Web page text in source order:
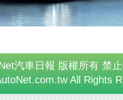
汽車日報 版權所有 禁
All Rights